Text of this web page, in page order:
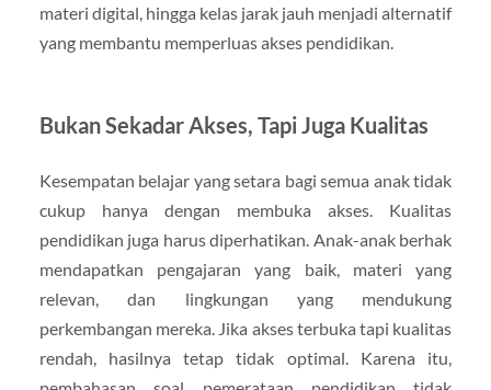
materi digital, hingga kelas jarak jauh menjadi alternatif
yang membantu memperluas akses pendidikan.
Bukan Sekadar Akses, Tapi Juga Kualitas
Kesempatan belajar yang setara bagi semua anak tidak
cukup hanya dengan membuka akses. Kualitas
pendidikan juga harus diperhatikan. Anak-anak berhak
mendapatkan pengajaran yang baik, materi yang
relevan, dan lingkungan yang mendukung
perkembangan mereka. Jika akses terbuka tapi kualitas
rendah, hasilnya tetap tidak optimal. Karena itu,